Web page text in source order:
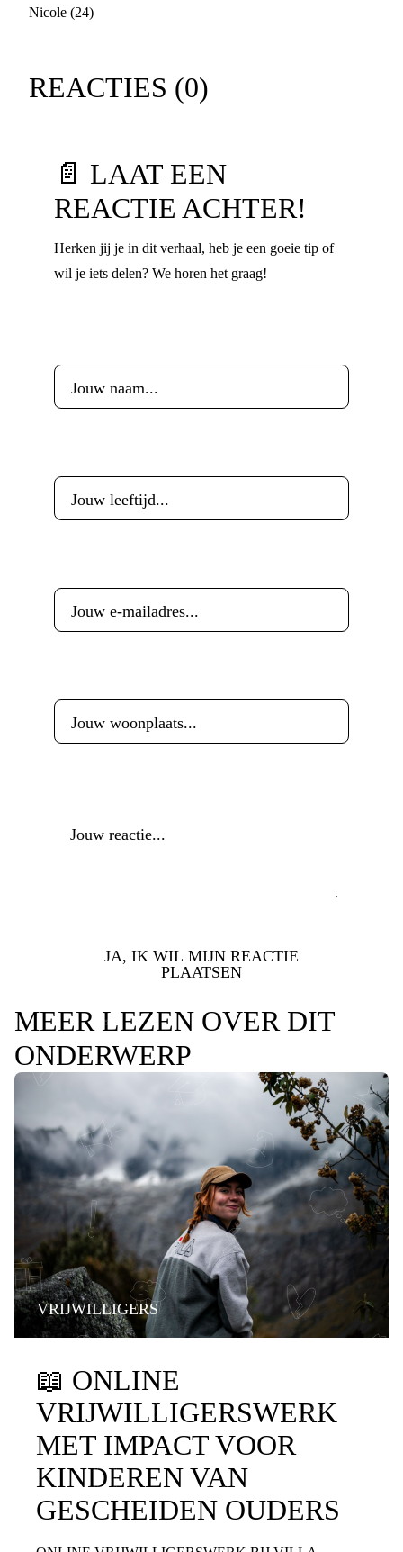
Nicole (24)
REACTIES (0)
📄 LAAT EEN
REACTIE ACHTER!
Herken jij je in dit verhaal, heb je een goeie tip of
wil je iets delen? We horen het graag!
JA, IK WIL MIJN REACTIE
PLAATSEN
MEER LEZEN OVER DIT
ONDERWERP
VRIJWILLIGERS
📖 ONLINE
VRIJWILLIGERSWERK
MET IMPACT VOOR
KINDEREN VAN
GESCHEIDEN OUDERS